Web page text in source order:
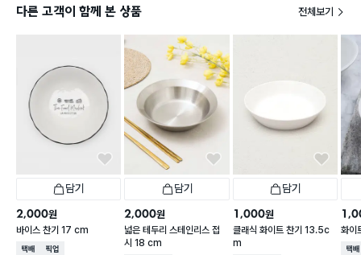
다른 고객이 함께 본 상품 전체보기
담기
2,000원
바이스 찬기 17 cm
택배배송매장픽업
담기
2,000원
넓은 테두리 스테인리스 접
시 18 cm
담기
1,000원
클래식 화이트 찬기 13.5c
m
화이
택배